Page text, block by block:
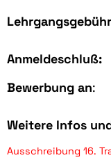
Bewerbung an:
Weitere Infos
Ausschreibung 16.